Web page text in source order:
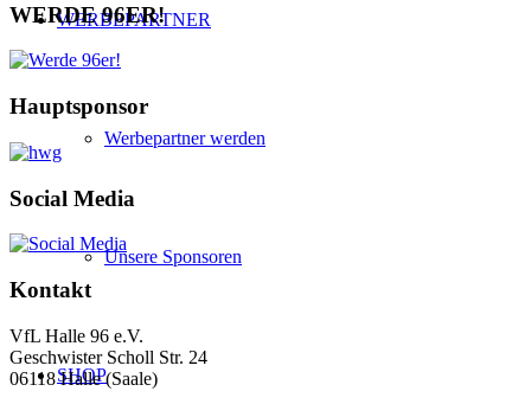
WERBEPARTNER
Werbepartner werden
Unsere Sponsoren
SHOP
WERDE 96ER!
Hauptsponsor
Social Media
Kontakt
VfL Halle 96 e.V.
Geschwister Scholl Str. 24
06118 Halle (Saale)